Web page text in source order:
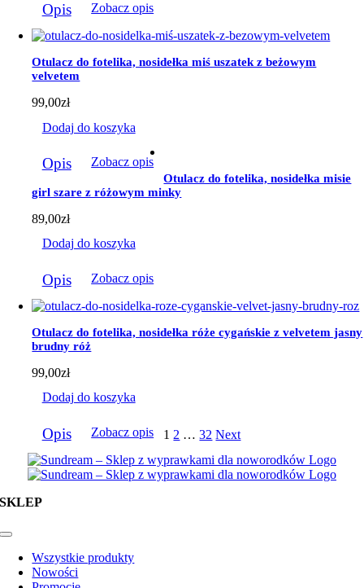
Opis Zobacz opis
Otulacz do fotelika, nosidełka miś uszatek z beżowym
velvetem
99,00zł
Dodaj do koszyka
Opis Zobacz opis
Otulacz do fotelika, nosidełka misie
girl szare z różowym minky
89,00zł
Dodaj do koszyka
Opis Zobacz opis
Otulacz do fotelika, nosidełka róże cygańskie z velvetem jasny
brudny róż
99,00zł
Dodaj do koszyka
Opis Zobacz opis 1 2 … 32 Next
SKLEP
Toggle
NavigationWszystkie produkty
Nowości